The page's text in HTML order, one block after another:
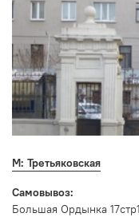
М: Третьяковская
Самовывоз:
Большая Ордынка 17стр1